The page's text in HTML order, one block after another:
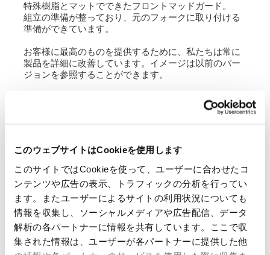
このウェブサイトはCookieを使用します
このサイトではCookieを使って、ユーザーに合わせたコ
ンテンツや広告の表示、トラフィックの分析を行ってい
ます。またユーザーによるサイトの利用状況についても
情報を収集し、ソーシャルメディアや広告配信、データ
解析の各パートナーに情報を共有しています。ここで収
集された情報は、ユーザーが各パートナーに提供した他
特殊樹脂とマットでできたフロントマッドガード。
組立の準備が整っており、元のフォークに取り付ける
準備ができています。
お客様に最高のものを提供するために、私たちは常に
製品を詳細に改善しています。イメージは以前のバー
ジョンを参照することができます。
レビュー
レビューを書くには、 ログイン する必要があります。
Condividi 送信